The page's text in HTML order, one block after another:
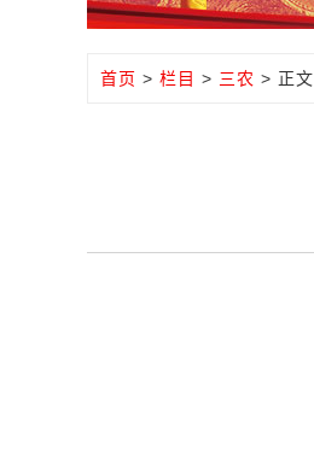
首页 > 栏目 > 三农 > 正文